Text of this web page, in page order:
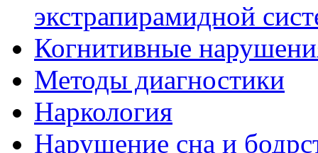
экстрапирамидной
Когнитивные
Методы диагностики
Наркология
Нарушение сна и